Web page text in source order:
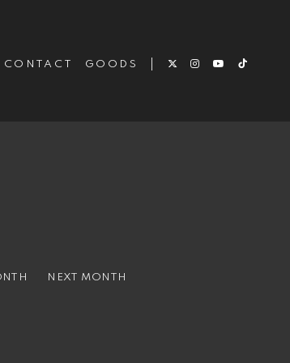
CONTACT GOODS
NEXT MONTH